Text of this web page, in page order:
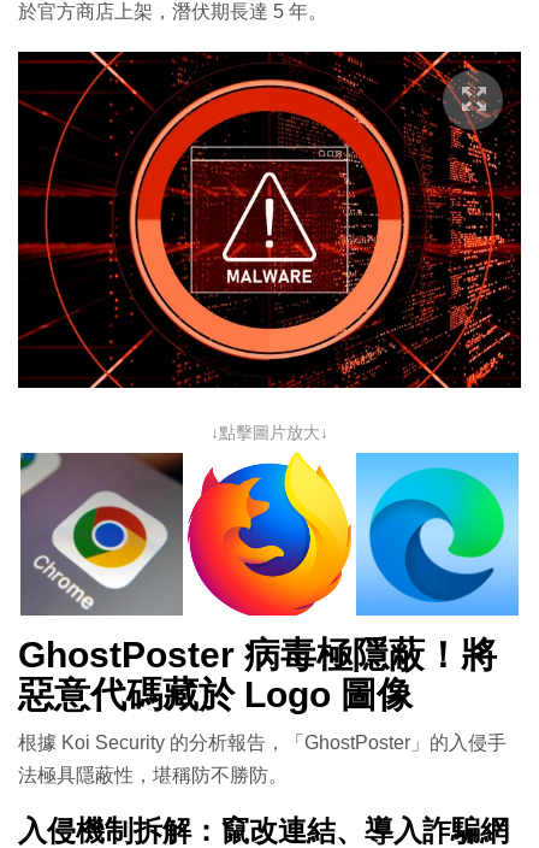
於官方商店上架，潛伏期長達 5 年。
↓點擊圖片放大↓
GhostPoster 病毒極隱蔽！將
惡意代碼藏於 Logo 圖像
根據 Koi Security 的分析報告，「GhostPoster」的入侵手
法極具隱蔽性，堪稱防不勝防。
入侵機制拆解：竄改連結、導入詐騙網